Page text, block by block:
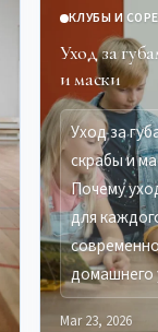
КЛУБЫ И
Уход за
и маски
Уход за
скрабы и
Почему
для
Mar 23, 2026